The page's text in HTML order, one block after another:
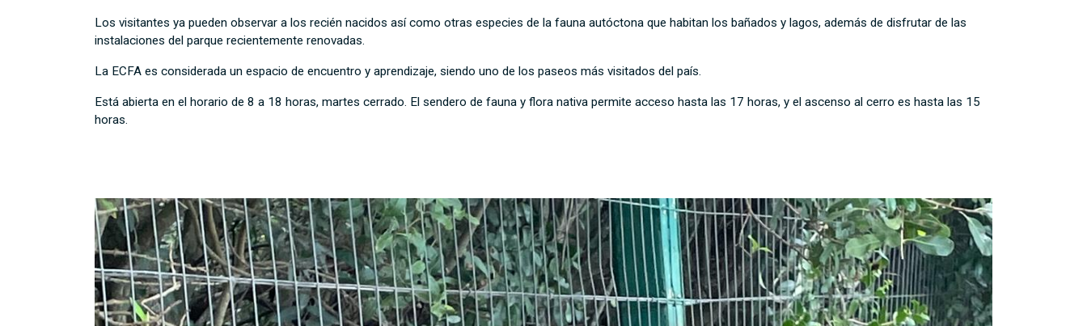
Los visitantes ya pueden observar a los recién nacidos así como otras especies de la fauna autóctona que habitan los bañados y lagos, además de disfrutar de las
instalaciones del parque recientemente renovadas.
La ECFA es considerada un espacio de encuentro y aprendizaje, siendo uno de los paseos más visitados del país.
Está abierta en el horario de 8 a 18 horas, martes cerrado. El sendero de fauna y flora nativa permite acceso hasta las 17 horas, y el ascenso al cerro es hasta las 15
horas.